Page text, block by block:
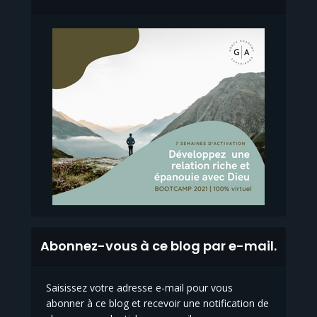
Abonnez-vous à ce blog par e-mail.
Saisissez votre adresse e-mail pour vous
abonner à ce blog et recevoir une notification de